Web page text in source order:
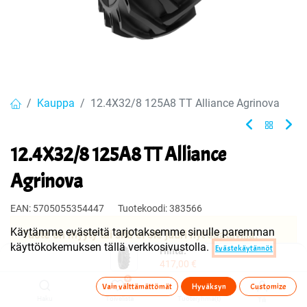
Hinta:
417,00 €
0
Toivelista Tuoteryhmä(t)
Kauppa 12.4X32/8 125A8 TT Alliance Agrinova
12.4X32/8 125A8 TT Alliance
Agrinova
EAN: 5705055354447 Tuotekoodi:383566
Tuote on myyty tai sitä ei ole juuri nyt saatavilla.
Käytämme evästeitä tarjotaksemme sinulle paremman
käyttökokemuksen tällä verkkosivustolla.
Evästekäytännöt
Vain välttämättömät Hyväksyn Customize